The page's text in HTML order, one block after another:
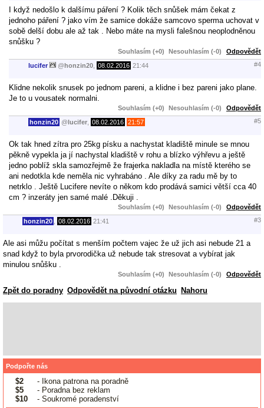
I když nedošlo k dalšímu páření ? Kolik těch snůšek mám čekat z
jednoho páření ? jako vím že samice dokáže samcovo sperma uchovat v
sobě delší dobu ale až tak . Nebo máte na mysli falešnou neoplodněnou
snůšku ?
Souhlasím (+0) Nesouhlasím (-0) Odpovědět
lucifer @honzin20 08.02.2016 21:44 #4
Klidne nekolik snusek po jednom pareni, a klidne i bez pareni jako plane.
Je to u vousatek normalni.
Souhlasím (+0) Nesouhlasím (-0) Odpovědět
honzin20 @lucifer 08.02.2016 21:57 #5
Ok tak hned zítra pro 25kg písku a nachystat kladiště minule se mnou
pěkně vypekla ja jí nachystal kladiště v rohu a blízko výhřevu a ještě
jedno poblíž skla samozřejmě že frajerka nakladla na místě kterého se
ani nedotkla kde neměla nic vyhrabáno . Ale díky za radu mě by to
netrklo . Ještě Lucifere nevíte o někom kdo prodává samici větší cca 40
cm ? inzeráty jen samé malé .Děkuji .
Souhlasím (+0) Nesouhlasím (-0) Odpovědět
honzin20 08.02.2016 21:41 #3
Ale asi můžu počítat s menším počtem vajec že už jich asi nebude 21 a
snad když to byla prvorodička už nebude tak stresovat a vybírat jak
minulou snůšku .
Souhlasím (+0) Nesouhlasím (-0) Odpovědět
Zpět do poradny Odpovědět na původní otázku Nahoru
Podpořte nás
$2
- Ikona patrona na poradně
$5
- Poradna bez reklam
$10
- Soukromé poradenství